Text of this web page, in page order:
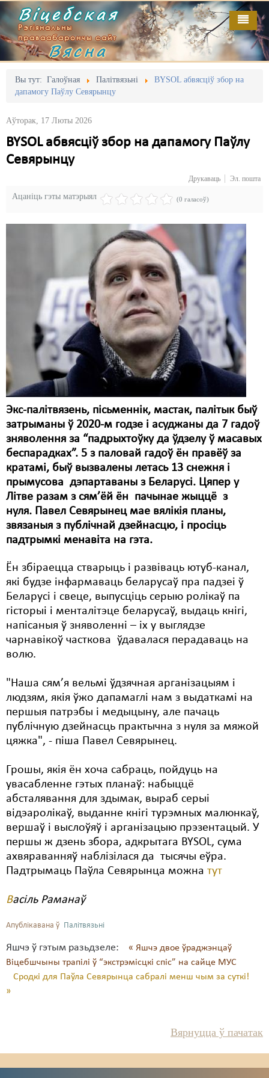
Віцебская
Рэгіянальны
праваабарончы сайт
Вясна
Вы тут: Галоўная Палітвязьні
BYSOL абвясціў збор на
дапамогу Паўлу Севярынцу
Аўторак, 17 Люты 2026
BYSOL абвясціў збор на дапамогу Паўлу
Севярынцу
Друкаваць Эл. пошта
Ацаніць гэты матэрыял (0 галасоў)
Экс-палітвязень, пісьменнік, мастак, палітык быў
затрыманы ў 2020-м годзе і асуджаны да 7 гадоў
зняволення за “падрыхтоўку да ўдзелу ў масавых
беспарадках”. 5 з паловай гадоў ён правёў за
кратамі, быў вызвалены летась 13 снежня і
прымусова дэпартаваны з Беларусі. Цяпер у
Літве разам з сям’ёй ён пачынае жыццё з
нуля. Павел Севярынец мае вялікія планы,
звязаныя з публічнай дзейнасцю, і просіць
падтрымкі менавіта на гэта.
Ён збіраецца стварыць і развіваць ютуб-канал,
які будзе інфармаваць беларусаў пра падзеі ў
Беларусі і свеце, выпусціць серыю ролікаў па
гісторыі і менталітэце беларусаў, выдаць кнігі,
напісаныя ў зняволенні – іх у выглядзе
чарнавікоў часткова ўдавалася перадаваць на
волю.
"Наша сям’я вельмі ўдзячная арганізацыям і
людзям, якія ўжо дапамаглі нам з выдаткамі на
першыя патрэбы і медыцыну, але пачаць
публічную дзейнасць практычна з нуля за мяжой
цяжка", - піша Павел Севярынец.
Грошы, якія ён хоча сабраць, пойдуць на
увасабленне гэтых планаў: набыццё
абсталявання для здымак, выраб серыі
відэаролікаў, выданне кнігі турэмных малюнкаў,
вершаў і выслоўяў і арганізацыю прэзентацый. У
першы ж дзень збора, адкрытага BYSOL, сума
ахвяраванняў наблізілася да тысячы еўра.
Падтрымаць Паўла Севярынца можна тут
Васіль Раманаў
Апублікавана ў Палітвязьні
Яшчэ ў гэтым разьдзеле:
« Яшчэ двое ўраджэнцаў
Віцебшчыны трапілі ў “экстрэмісцкі спіс” на сайце МУС
Сродкі для Паўла Севярынца сабралі менш чым за суткі!
»
Вярнуцца ў пачатак
Галоўная
Адміністрацыйны перасьлед
Безбар'ернае асяродзьдзе
Дзяржава
Дыскрымінацыя
КПЧ ААН
Культурныя правы
Мігранты
Мірныя сходы
Палітвязьні
Праваабаронцы
Правы дзіцяці
Пэнітэнцыярная сыстэма
Распальваньне варожасьці
Рознае
Свабода сумленьня
Суд
Сьмяротнае пакараньне
Экалёгія
Правы працоўных
Сацыяльныя правы
Выданьні
Кантакт